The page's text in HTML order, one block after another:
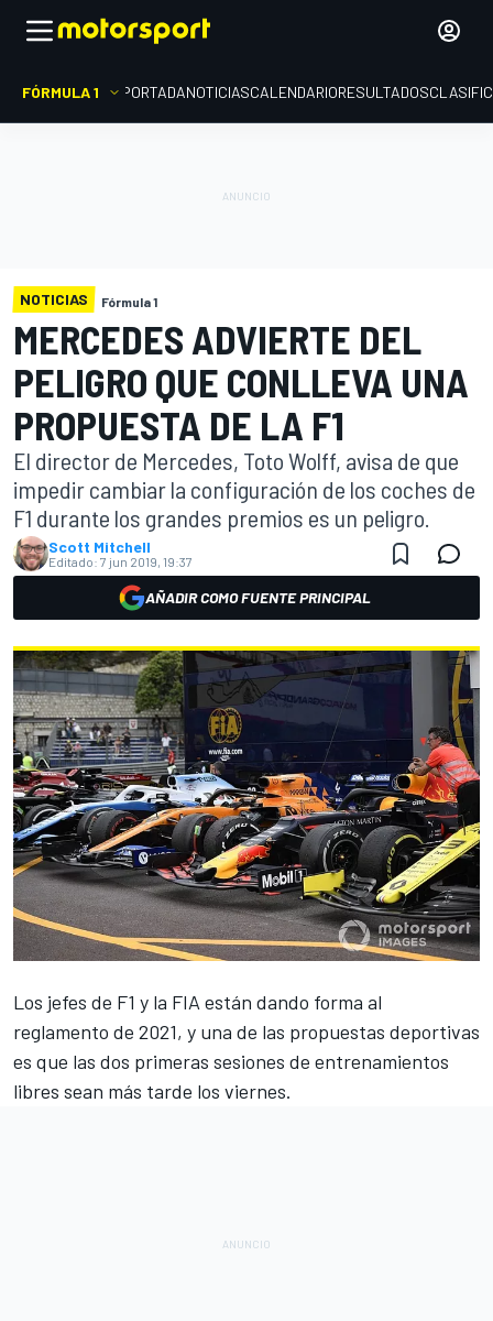
FÓRMULA 1 PORTADANOTICIASCALENDARIORESULTADOS
NOTICIAS Fórmula 1
MERCEDES ADVIERTE DEL
PELIGRO QUE CONLLEVA UNA
PROPUESTA DE LA F1
El director de Mercedes, Toto Wolff, avisa de que
impedir cambiar la configuración de los coches de
F1 durante los grandes premios es un peligro.
Scott Mitchell
Editado: 7 jun 2019, 19:37
AÑADIR COMO FUENTE PRINCIPAL
Los jefes de F1 y la FIA están dando forma al
reglamento de 2021, y una de las propuestas deportivas
es que las dos primeras sesiones de entrenamientos
libres sean más tarde los viernes.